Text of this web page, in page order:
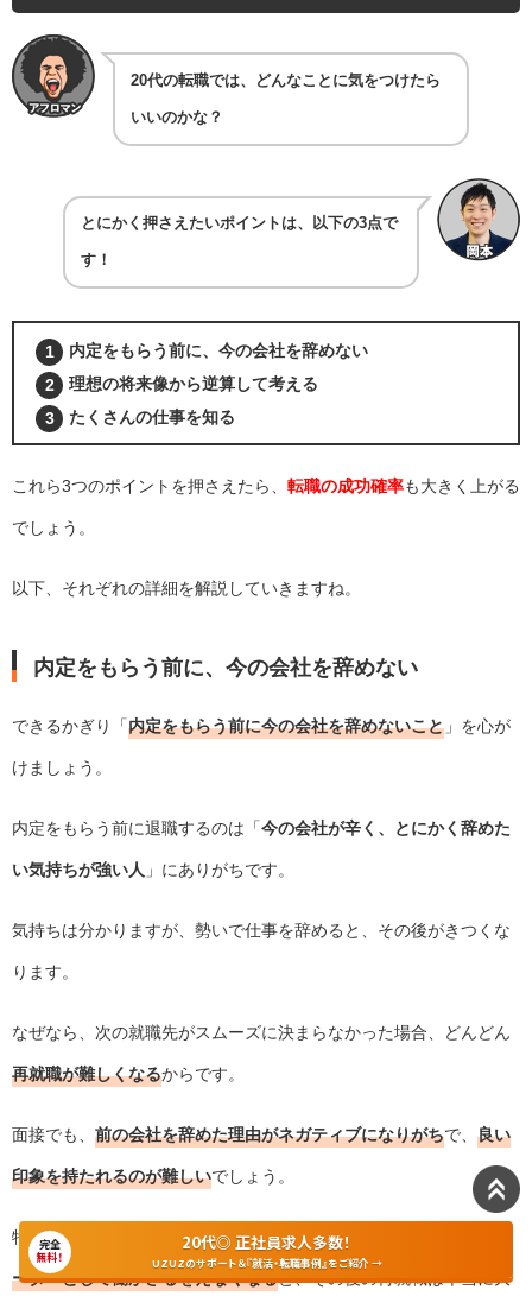
20代の転職では、どんなことに気をつけたら
いいのかな？
とにかく押さえたいポイントは、以下の3点で
す！
内定をもらう前に、今の会社を辞めない
理想の将来像から逆算して考える
たくさんの仕事を知る
これら3つのポイントを押さえたら、 転職の成功確率も大きく上がる
でしょう。
以下、それぞれの詳細を解説していきますね。
内定をもらう前に、今の会社を辞めない
できるかぎり「内定をもらう前に今の会社を辞めないこと 」を心が
けましょう。
内定をもらう前に退職するのは「今の会社が辛く、とにかく辞めた
い気持ちが強い人 」にありがちです。
気持ちは分かりますが、勢いで仕事を辞めると、その後がきつくな
ります。
なぜなら、次の就職先がスムーズに決まらなかった場合、どんどん
再就職が難しくなるからです。
面接でも、 前の会社を辞めた理由がネガティブになりがちで、 良い
印象を持たれるのが難しいでしょう。
特に、次の就職先が決まらないまま貯金が底を尽きてしまい、フリ
ーターとして働かざるをえなくなると、その後の再就職は本当に大
完全
無料！
20代◎ 正社員求人多数！
UZUZのサポート＆『就活・転職事例』をご紹介 →